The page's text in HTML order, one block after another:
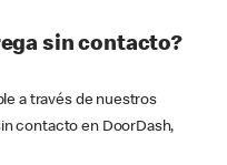
sin contacto?
a través de nuestros
contacto en DoorDash,